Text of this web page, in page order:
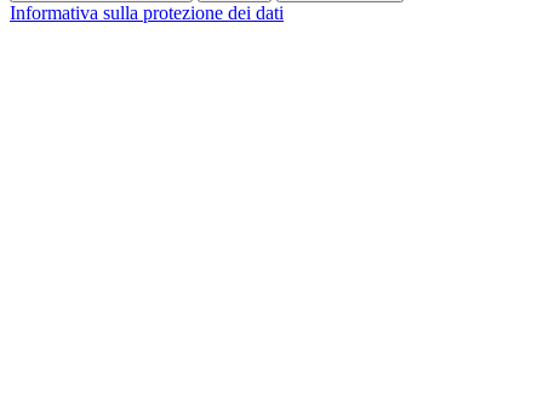
Informativa sulla protezione dei dati